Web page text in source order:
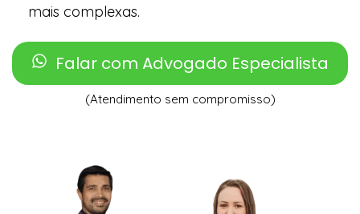
mais complexas.
Falar com Advogado Especialista
(Atendimento sem compromisso)